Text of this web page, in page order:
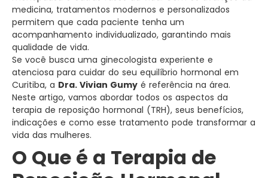
medicina, tratamentos modernos e personalizados
permitem que cada paciente tenha um
acompanhamento individualizado, garantindo mais
qualidade de vida.
Se você busca uma ginecologista experiente e
atenciosa para cuidar do seu equilíbrio hormonal em
Curitiba, a Dra. Vivian Gumy é referência na área.
Neste artigo, vamos abordar todos os aspectos da
terapia de reposição hormonal (TRH), seus benefícios,
indicações e como esse tratamento pode transformar a
vida das mulheres.
O Que é a Terapia de